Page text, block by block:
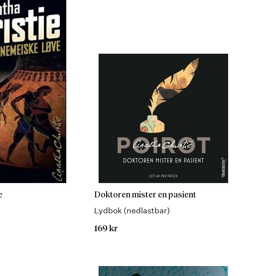
Doktoren mister en pasient
Lydbok (nedlastbar)
169 kr